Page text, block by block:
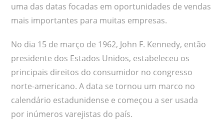
uma das datas focadas em oportunidades de vendas
mais importantes para muitas empresas.
No dia 15 de março de 1962, John F. Kennedy, então
presidente dos Estados Unidos, estabeleceu os
principais direitos do consumidor no congresso
norte-americano. A data se tornou um marco no
calendário estadunidense e começou a ser usada
por inúmeros varejistas do país.